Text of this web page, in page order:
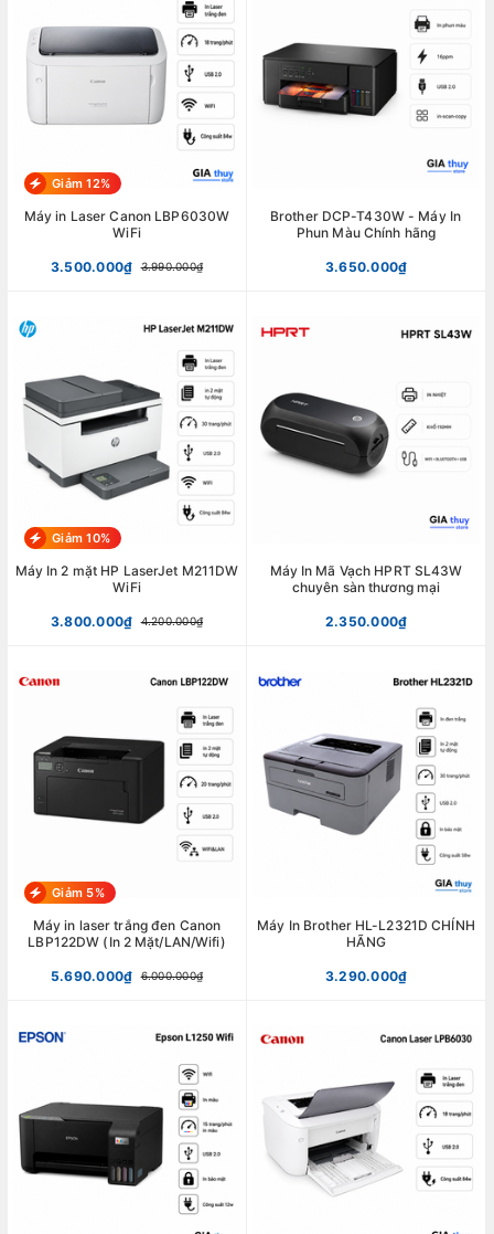
Giảm 12%
Máy in Laser Canon LBP6030W
WiFi
3.500.000₫ 3.990.000₫
Brother DCP-T430W - Máy In
Phun Màu Chính hãng
3.650.000₫
Giảm 10%
Máy In 2 mặt HP LaserJet M211DW
WiFi
3.800.000₫ 4.200.000₫
Máy In Mã Vạch HPRT SL43W
chuyên sàn thương mại
2.350.000₫
Giảm 5%
Máy in laser trắng đen Canon
LBP122DW (In 2 Mặt/LAN/Wifi)
5.690.000₫ 6.000.000₫
Máy In Brother HL-L2321D CHÍNH
HÃNG
3.290.000₫